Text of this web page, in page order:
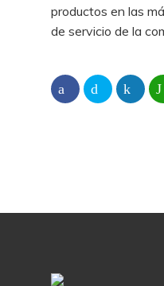
productos en las
de servicio de la